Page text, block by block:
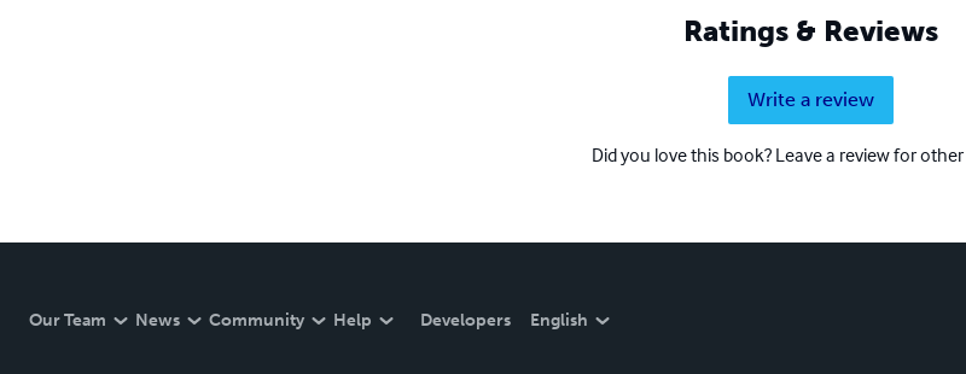
Ratings & Reviews
Write a review
Did you love this book? Leave a review for
Our Team News Community Help Developers English